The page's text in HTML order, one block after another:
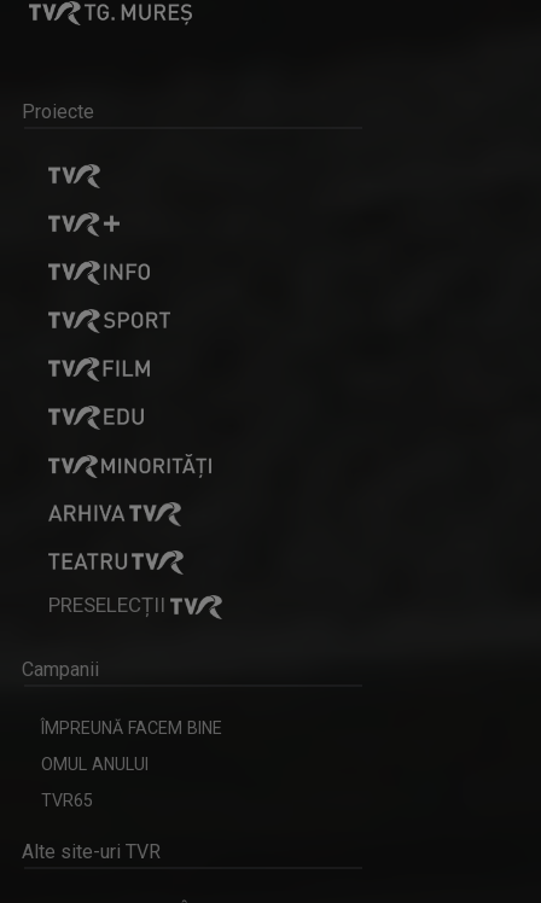
Proiecte
PRESELECȚII
Campanii
ÎMPREUNĂ FACEM BINE
OMUL ANULUI
TVR65
Alte site-uri TVR